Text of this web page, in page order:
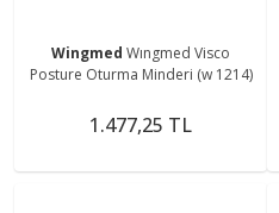
Wingmed Wıngmed Visco
Posture Oturma Minderi (w 1214)
1.477,25 TL